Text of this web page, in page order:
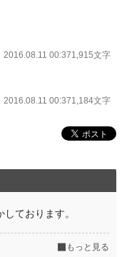
2016.08.11 00:371,915文字
2016.08.11 00:371,184文字
ております。
もっと見る